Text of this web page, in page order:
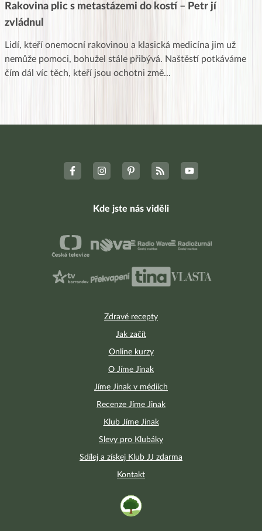
Rakovina plic s metastázemi do kostí – Petr jí
zvládnul
Lidí, kteří onemocní rakovinou a klasická medicína jim už
nemůže pomoci, bohužel stále přibývá. Naštěstí potkáváme
čím dál víc těch, kteří jsou ochotni změ...
Zdravé recepty
Jak začít
Online kurzy
O Jíme Jinak
Jíme Jinak v médiích
Recenze Jíme Jinak
Klub Jíme Jinak
Slevy pro Klubáky
Sdílej a získej Klub JJ zdarma
Kontakt
Kde jste nás viděli